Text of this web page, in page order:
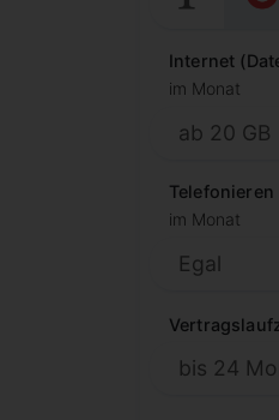
Internet
im Monat
Telefonieren
im Monat